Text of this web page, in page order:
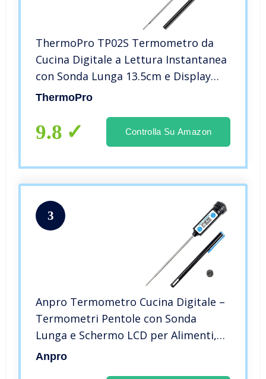
ThermoPro TP02S Termometro da
Cucina Digitale a Lettura Instantanea
con Sonda Lunga 13.5cm e Display
LCD Termometro per Carne,
Dolci, Griglia, Alimenti, Acqua
ThermoPro
9.8 Controlla Su Amazon
3
Anpro Termometro Cucina Digitale –
Termometri Pentole con Sonda
Lunga e Schermo LCD per Alimenti,
Carne, Olio, Latte, Vino, Barbecue
Anpro